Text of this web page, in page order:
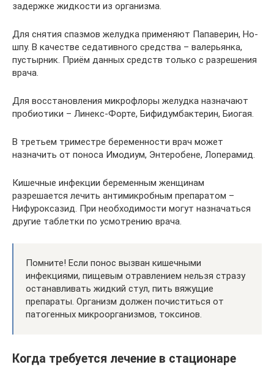
задержке жидкости из организма.
Для снятия спазмов желудка применяют Папаверин, Но-
шпу. В качестве седативного средства – валерьянка,
пустырник. Приём данных средств только с разрешения
врача.
Для восстановления микрофлоры желудка назначают
пробиотики – Линекс-Форте, Бифидумбактерин, Биогая.
В третьем триместре беременности врач может
назначить от поноса Имодиум, Энтеробене, Лоперамид.
Кишечные инфекции беременным женщинам
разрешается лечить антимикробным препаратом –
Нифуроксазид. При необходимости могут назначаться
другие таблетки по усмотрению врача.
Помните! Если понос вызван кишечными
инфекциями, пищевым отравлением нельзя стразу
останавливать жидкий стул, пить вяжущие
препараты. Организм должен почиститься от
патогенных микроорганизмов, токсинов.
Когда требуется лечение в стационаре